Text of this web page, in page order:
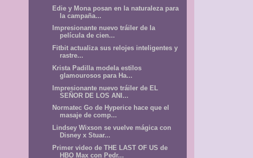
Edie y Mona posan en la naturaleza para
la campaña...
Impresionante nuevo tráiler de la
película de cien...
Fitbit actualiza sus relojes inteligentes y
rastre...
Krista Padilla modela estilos
glamourosos para Ha...
Impresionante nuevo tráiler de EL
SEÑOR DE LOS ANI...
Normatec Go de Hyperice hace que el
masaje de comp...
Lindsey Wixson se vuelve mágica con
Disney x Stuar...
Primer video de THE LAST OF US de
HBO Max con Pedr...